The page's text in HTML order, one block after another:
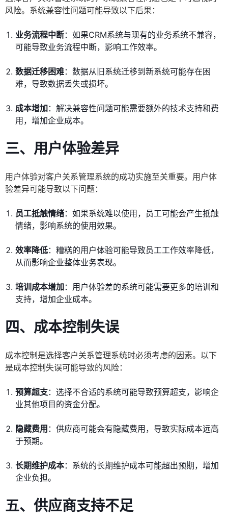
风险。系统兼容性问题可能导致以下后果：
业务流程中断：如果CRM系统与现有的业务系统不兼容，
可能导致业务流程中断，影响工作效率。
数据迁移困难：数据从旧系统迁移到新系统可能存在困
难，导致数据丢失或损坏。
成本增加 ：解决兼容性问题可能需要额外的技术支持和费
用，增加企业成本。
三、用户体验差异
用户体验对客户关系管理系统的成功实施至关重要。用户体
验差异可能导致以下问题：
员工抵触情绪：如果系统难以使用，员工可能会产生抵触
情绪，影响系统的使用效果。
效率降低：糟糕的用户体验可能导致员工工作效率降低，
从而影响企业整体业务表现。
培训成本增加 ：用户体验差的系统可能需要更多的培训和
支持，增加企业成本。
四、成本控制失误
成本控制是选择客户关系管理系统时必须考虑的因素。以下
是成本控制失误可能导致的风险：
预算超支：选择不合适的系统可能导致预算超支，影响企
业其他项目的资金分配。
隐藏费用 ：供应商可能会有隐藏费用，导致实际成本远高
于预期。
长期维护成本：系统的长期维护成本可能超出预期，增加
企业负担。
五、供应商支持不足